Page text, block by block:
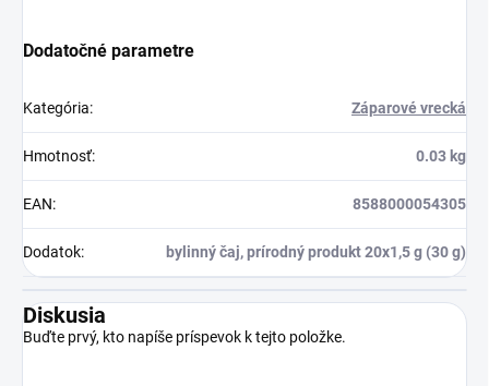
Dodatočné parametre
Kategória: Záparové vrecká
Hmotnosť: 0.03 kg
EAN: 8588000054305
Dodatok: bylinný čaj, prírodný produkt 20x1,5 g (30 g)
Diskusia
Buďte prvý, kto napíše príspevok k tejto položke.